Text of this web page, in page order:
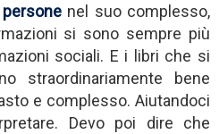
nel suo complesso,
si sono sempre più
sociali. E i libri che si
straordinariamente bene
e complesso. Aiutandoci
Devo poi dire che